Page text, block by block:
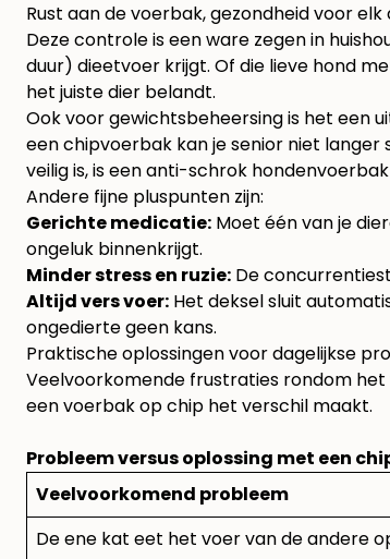
Rust aan de voerbak, gezondheid voor elk
Deze controle is een ware zegen in
duur) dieetvoer krijgt. Of die lieve hond
het juiste dier belandt.
Ook voor gewichtsbeheersing is het een
een chipvoerbak kan je senior niet
veilig is, is eenanti-schrok hondenvoerbak
Andere fijne pluspunten zijn:
Gerichte medicatie: Moet één van je
ongeluk binnenkrijgt.
Minder stress en ruzie: De
Altijd vers voer: Het deksel sluit
ongedierte geen kans.
Praktische oplossingen voor dagelijkse
Veelvoorkomende frustraties rondom het
een voerbak op chip het verschil maakt.
Probleem versus oplossing met een
Veelvoorkomend probleem
De ene kat eet het voer van de andere